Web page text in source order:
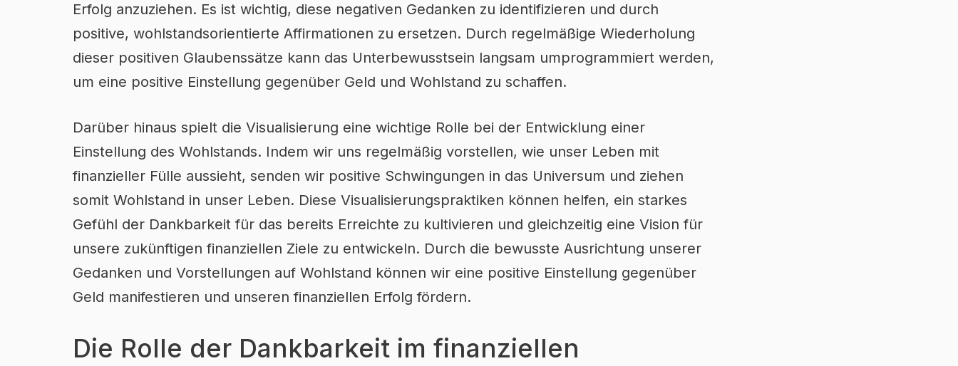
Erfolg anzuziehen. Es ist wichtig, diese negativen Gedanken zu identifizieren und durch
positive, wohlstandsorientierte Affirmationen zu ersetzen. Durch regelmäßige Wiederholung
dieser positiven Glaubenssätze kann das Unterbewusstsein langsam umprogrammiert werden,
um eine positive Einstellung gegenüber Geld und Wohlstand zu schaffen.
Darüber hinaus spielt die Visualisierung eine wichtige Rolle bei der Entwicklung einer
Einstellung des Wohlstands. Indem wir uns regelmäßig vorstellen, wie unser Leben mit
finanzieller Fülle aussieht, senden wir positive Schwingungen in das Universum und ziehen
somit Wohlstand in unser Leben. Diese Visualisierungspraktiken können helfen, ein starkes
Gefühl der Dankbarkeit für das bereits Erreichte zu kultivieren und gleichzeitig eine Vision für
unsere zukünftigen finanziellen Ziele zu entwickeln. Durch die bewusste Ausrichtung unserer
Gedanken und Vorstellungen auf Wohlstand können wir eine positive Einstellung gegenüber
Geld manifestieren und unseren finanziellen Erfolg fördern.
Die Rolle der Dankbarkeit im finanziellen